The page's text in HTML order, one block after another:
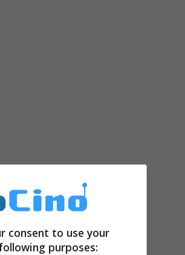
consent to use your
purposes: